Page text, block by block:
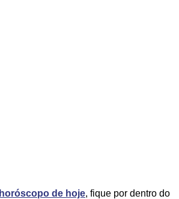
horóscopo de hoje, fique por dentro do